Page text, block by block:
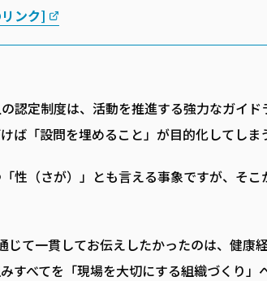
ンク]
認定制度は、活動を推進する強力なガイ
ば「設問を埋めること」が目的化してしま
性（さが）」とも言える事象ですが、そ
じて一貫してお伝えしたかったのは、健康
すべてを「現場を大切にする組織づくり」